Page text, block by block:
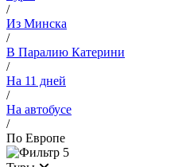
/
Из Минска
/
В Паралию Катерини
/
На 11 дней
/
На автобусе
/
По Европе
5